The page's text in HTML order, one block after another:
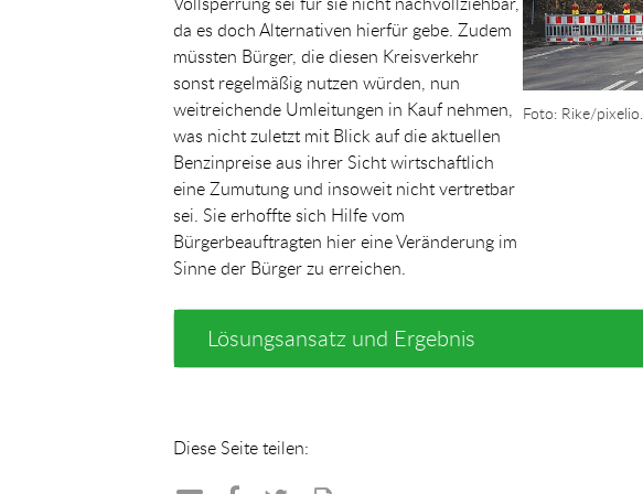
Foto: Rike/
da es doch Alternativen hierfür gebe. Zudem
müssten Bürger, die diesen Kreisverkehr
sonst regelmäßig nutzen würden, nun
weitreichende Umleitungen in Kauf nehmen,
was nicht zuletzt mit Blick auf die aktuellen
Benzinpreise aus ihrer Sicht wirtschaftlich
eine Zumutung und insoweit nicht vertretbar
sei. Sie erhoffte sich Hilfe vom
Bürgerbeauftragten hier eine Veränderung im
Sinne der Bürger zu erreichen.
Lösungsansatz und Ergebnis
Diese Seite teilen: